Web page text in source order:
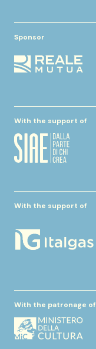
Sponsor
With the support of
With the support of
With the patronage of